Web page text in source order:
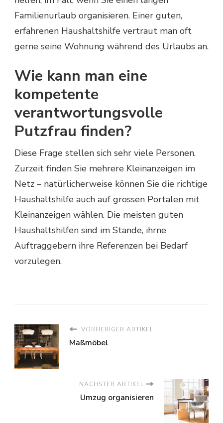
Familienurlaub organisieren. Einer guten,
erfahrenen Haushaltshilfe vertraut man oft
gerne seine Wohnung während des Urlaubs an.
Wie kann man eine
kompetente
verantwortungsvolle
Putzfrau finden?
Diese Frage stellen sich sehr viele Personen.
Zurzeit finden Sie mehrere Kleinanzeigen im
Netz – natürlicherweise können Sie die richtige
Haushaltshilfe auch auf grossen Portalen mit
Kleinanzeigen wählen. Die meisten guten
Haushaltshilfen sind im Stande, ihrne
Auftraggebern ihre Referenzen bei Bedarf
vorzulegen.
VORHERIGER ARTIKEL
Maßmöbel
NÄCHSTER ARTIKEL
Umzug organisieren